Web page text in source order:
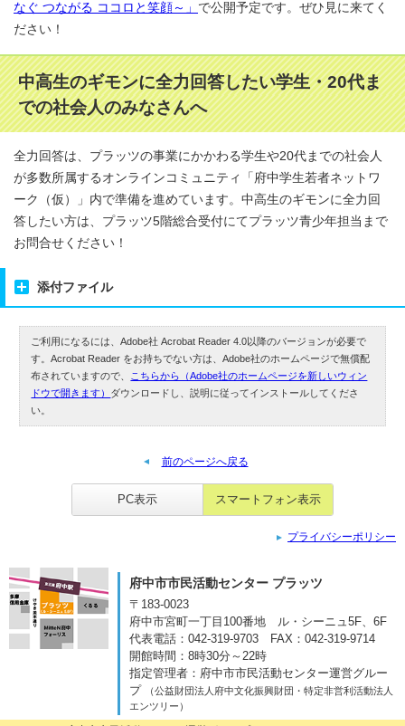
なぐ つながる ココロと笑顔～」 で公開予定です。ぜひ見に来てく
ださい！
中高生のギモンに全力回答したい学生・20代ま
での社会人のみなさんへ
全力回答は、プラッツの事業にかかわる学生や20代までの社会人
が多数所属するオンラインコミュニティ「府中学生若者ネットワ
ーク（仮）」内で準備を進めています。中高生のギモンに全力回
答したい方は、プラッツ5階総合受付にてプラッツ青少年担当まで
お問合せください！
添付ファイル
ご利用になるには、Adobe社 Acrobat Reader 4.0以降のバージョンが必要で
す。Acrobat Reader をお持ちでない方は、Adobe社のホームページで無償配
布されていますので、 こちらから（Adobe社のホームページを新しいウィン
ドウで開きます） ダウンロードし、説明に従ってインストールしてくださ
い。
前のページへ戻る
PC表示 スマートフォン表示
プライバシーポリシー
府中市市民活動センター プラッツ
〒183-0023
府中市宮町一丁目100番地 ル・シーニュ5F、6F
代表電話：042-319-9703
FAX：042-319-9714
開館時間：8時30分～22時
指定管理者：府中市市民活動センター運営グルー
プ
（公益財団法人府中文化振興財団・特定非営利活動法人
エンツリー）